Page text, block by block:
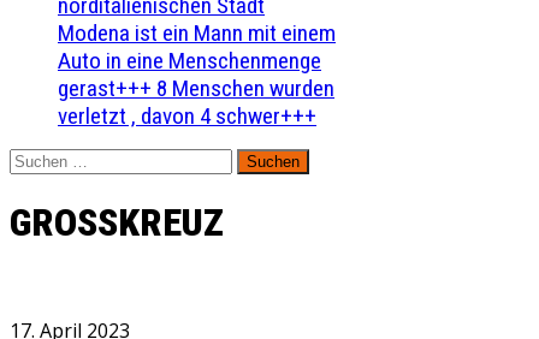
Modena ist ein Mann mit einem
Auto in eine Menschenmenge
gerast+++ 8 Menschen wurden
verletzt , davon 4 schwer+++
Suchen
nach:
GROSSKREUZ
17. April 2023